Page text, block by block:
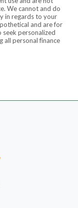
We cannot and do
in regards to your
and are for
personalized
all personal finance